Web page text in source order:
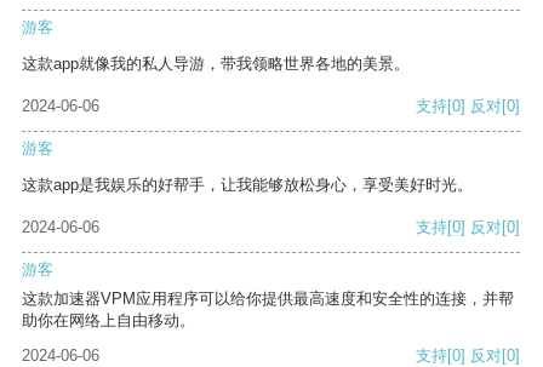
游客
这款app就像我的私人导游，带我领略世界各地的美景。
2024-06-06 支持[0] 反对[0]
游客
这款app是我娱乐的好帮手，让我能够放松身心，享受美好时光。
2024-06-06 支持[0] 反对[0]
游客
这款加速器VPM应用程序可以给你提供最高速度和安全性的连接，并帮
助你在网络上自由移动。
2024-06-06
支持[0] 反对[0]